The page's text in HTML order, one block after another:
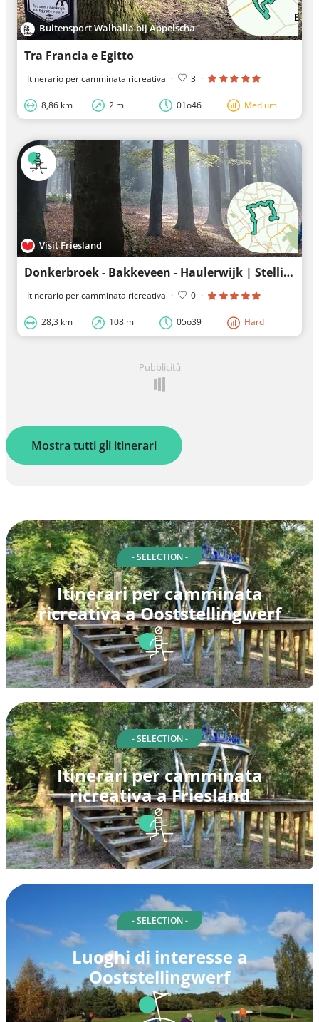
Buitensport Walhalla bij Appelscha
Tra Francia e Egitto
Itinerario per camminata ricreativa · 3 ·
8,86 km 2 m 01o46 Medium
Visit Friesland
Donkerbroek - Bakkeveen - Haulerwijk | Stellingenpad: tappa 10
Itinerario per camminata ricreativa · 0 ·
28,3 km 108 m 05o39 Hard
Pubblicità
Mostra tutti gli itinerari
- SELECTION -
Itinerari per camminata
ricreativa a Ooststellingwerf
- SELECTION -
Itinerari per camminata
ricreativa a Friesland
- SELECTION -
Luoghi di interesse a
Ooststellingwerf